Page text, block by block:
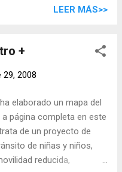
lo reembolsará a las
Pedimos disculpas por
por e-mail sobre la
mañana día 1 de
apuntaron durante el
semana del 22 al 26 de
que solicitaron
LEER MÁS>>
+
2008
elaborado un mapa del
página completa en este
de un proyecto de
de niñas y niños,
reducida,